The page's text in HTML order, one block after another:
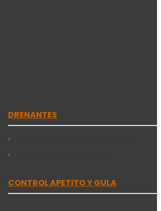
DRENANTES
CONTROL APETITO Y GULA